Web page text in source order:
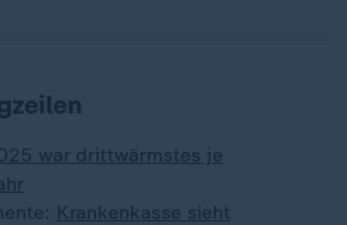
war drittwärmstes je
Krankenkasse sieht